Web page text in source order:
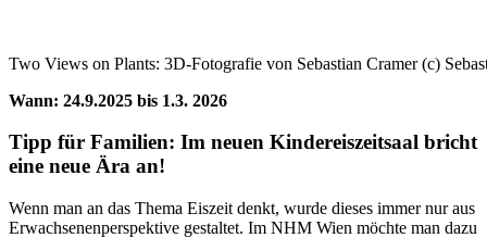
Two Views on Plants: 3D-Fotografie von Sebastian Cramer (c)
Wann: 24.9.2025 bis 1.3. 2026
Tipp für Familien: Im neuen Kindereiszeitsaal bricht
eine neue Ära an!
Wenn man an das Thema Eiszeit denkt, wurde dieses immer nur aus
Erwachsenenperspektive gestaltet. Im NHM Wien möchte man dazu